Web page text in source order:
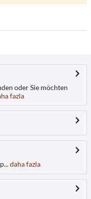
oder Sie möchten
fazla
daha fazla